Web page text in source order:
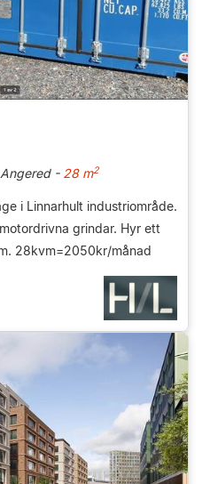
-28 m2
i Linnarhult industriområde.
grindar. Hyr ett
28kvm=2050kr/månad